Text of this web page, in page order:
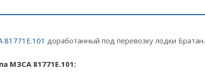
81771Е.101 доработанный под перевозку лодки Братан.
МЗСА 81771Е.101: